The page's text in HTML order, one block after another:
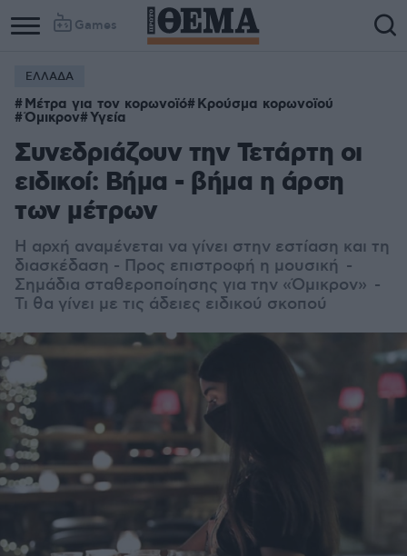
Games
ΕΛΛΑΔΑ
Μέτρα για τον κορωνοϊό Κρούσμα κορωνοϊού
Όμικρον Υγεία
Συνεδριάζουν την Τετάρτη οι
ειδικοί: Βήμα - βήμα η άρση
των μέτρων
Η αρχή αναμένεται να γίνει στην εστίαση και τη
διασκέδαση - Προς επιστροφή η μουσική -
Σημάδια σταθεροποίησης για την «Όμικρον» -
Τι θα γίνει με τις άδειες ειδικού σκοπού